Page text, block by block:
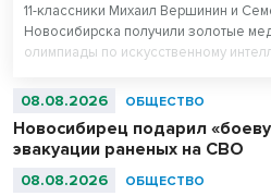
11-классники Михаил Вершинин и
Новосибирска получили золотые
олимпиады по искусственному
абсолютными чемпионами
08.08.2026 ОБЩЕСТВО
Новосибирец подарил
эвакуации раненых на СВО
08.08.2026 ОБЩЕСТВО